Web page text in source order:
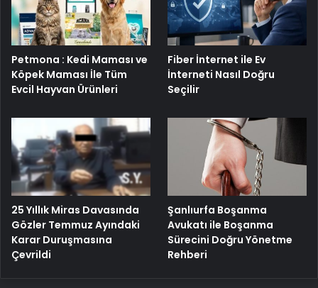
Petmona : Kedi Maması ve
Köpek Maması İle Tüm
Evcil Hayvan Ürünleri
Fiber İnternet ile Ev
İnterneti Nasıl Doğru
Seçilir
25 Yıllık Miras Davasında
Gözler Temmuz Ayındaki
Karar Duruşmasına
Çevrildi
Şanlıurfa Boşanma
Avukatı ile Boşanma
Sürecini Doğru Yönetme
Rehberi